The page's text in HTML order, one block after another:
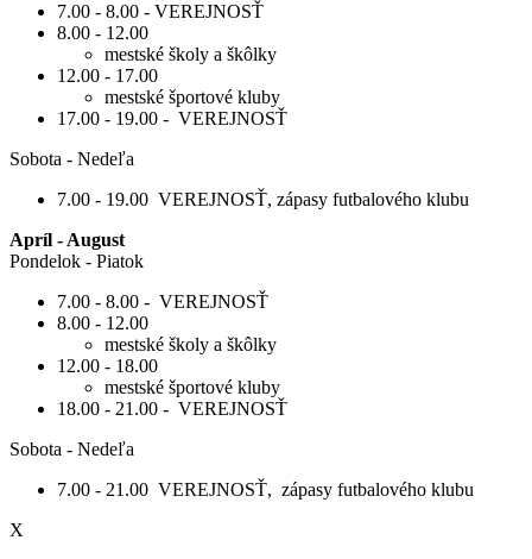
7.00 - 8.00 - VEREJNOSŤ
8.00 - 12.00
mestské školy a škôlky
12.00 - 17.00
mestské športové kluby
17.00 - 19.00 - VEREJNOSŤ
Sobota - Nedeľa
7.00 - 19.00 VEREJNOSŤ, zápasy futbalového klubu
Apríl - August
Pondelok - Piatok
7.00 - 8.00 - VEREJNOSŤ
8.00 - 12.00
mestské školy a škôlky
12.00 - 18.00
mestské športové kluby
18.00 - 21.00 - VEREJNOSŤ
Sobota - Nedeľa
7.00 - 21.00 VEREJNOSŤ, zápasy futbalového klubu
X